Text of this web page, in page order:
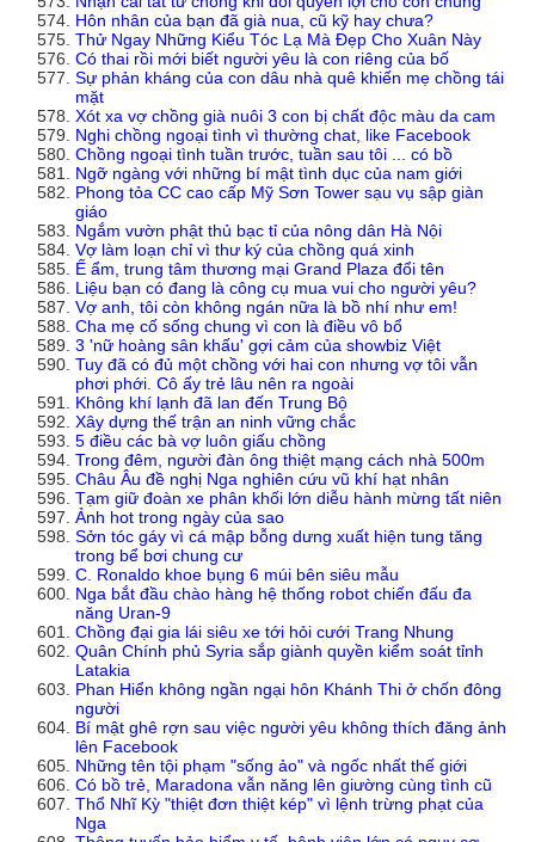
Hôn nhân của bạn đã già nua, cũ kỹ hay chưa?
Thử Ngay Những Kiểu Tóc Lạ Mà Đẹp Cho Xuân Này
Có thai rồi mới biết người yêu là con riêng của bố
Sự phản kháng của con dâu nhà quê khiến mẹ chồng tái
mặt
Xót xa vợ chồng già nuôi 3 con bị chất độc màu da cam
Nghi chồng ngoại tình vì thường chat, like Facebook
Chồng ngoại tình tuần trước, tuần sau tôi ... có bồ
Ngỡ ngàng với những bí mật tình dục của nam giới
Phong tỏa CC cao cấp Mỹ Sơn Tower sạu vụ sập giàn
giáo
Ngắm vườn phật thủ bạc tỉ của nông dân Hà Nội
Vợ làm loạn chỉ vì thư ký của chồng quá xinh
Ế ẩm, trung tâm thương mại Grand Plaza đổi tên
Liệu bạn có đang là công cụ mua vui cho người yêu?
Vợ anh, tôi còn không ngán nữa là bồ nhí như em!
Cha mẹ cố sống chung vì con là điều vô bổ
3 'nữ hoàng sân khấu' gợi cảm của showbiz Việt
Tuy đã có đủ một chồng với hai con nhưng vợ tôi vẫn
phơi phới. Cô ấy trẻ lâu nên ra ngoài
Không khí lạnh đã lan đến Trung Bộ
Xây dựng thế trận an ninh vững chắc
5 điều các bà vợ luôn giấu chồng
Trong đêm, người đàn ông thiệt mạng cách nhà 500m
Châu Âu đề nghị Nga nghiên cứu vũ khí hạt nhân
Tạm giữ đoàn xe phân khối lớn diễu hành mừng tất niên
Ảnh hot trong ngày của sao
Sởn tóc gáy vì cá mập bỗng dưng xuất hiện tung tăng
trong bể bơi chung cư
C. Ronaldo khoe bụng 6 múi bên siêu mẫu
Nga bắt đầu chào hàng hệ thống robot chiến đấu đa
năng Uran-9
Chồng đại gia lái siêu xe tới hỏi cưới Trang Nhung
Quân Chính phủ Syria sắp giành quyền kiểm soát tỉnh
Latakia
Phan Hiển không ngần ngại hôn Khánh Thi ở chốn đông
người
Bí mật ghê rợn sau việc người yêu không thích đăng ảnh
lên Facebook
Những tên tội phạm "sống ảo" và ngốc nhất thế giới
Có bồ trẻ, Maradona vẫn năng lên giường cùng tình cũ
Thổ Nhĩ Kỳ "thiệt đơn thiệt kép" vì lệnh trừng phạt của
Nga